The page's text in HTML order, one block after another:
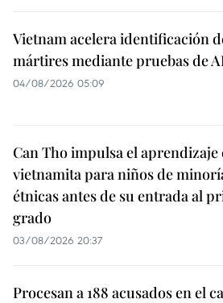
Vietnam acelera identificación
mártires mediante pruebas de
04/08/2026 05:09
Can Tho impulsa el aprendizaje
vietnamita para niños de
étnicas antes de su entrada al
grado
03/08/2026 20:37
Procesan a 188 acusados en el